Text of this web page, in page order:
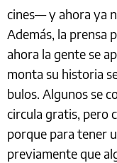
cines— y ahora ya
Además, la prensa
ahora la gente se
monta su historia
bulos. Algunos se
circula gratis, pero
porque para tener
previamente que